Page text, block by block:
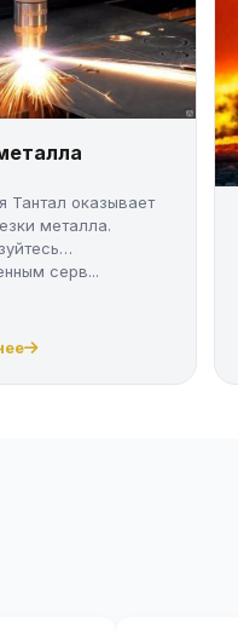
Тантал оказывает
металла.
серв...